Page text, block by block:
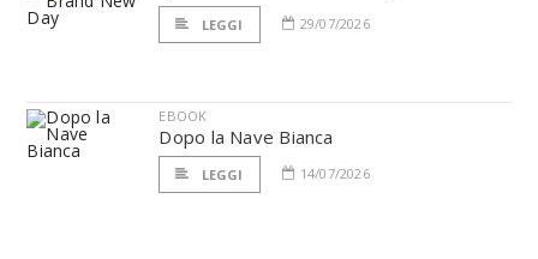
LEGGI 29/07/2026
EBOOK
Dopo la Nave Bianca
LEGGI 14/07/2026